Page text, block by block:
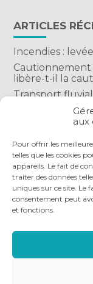
aux
Pour offrir les
telles que les cookies
appareils. Le fait de
traiter des données
uniques sur ce site. Le
consentement peut
et fonctions.
ARTICLES
Incendies :
Cautionnement
libère-t-il la
Transport
financière
Succession :
Principale
NOS
NOUS